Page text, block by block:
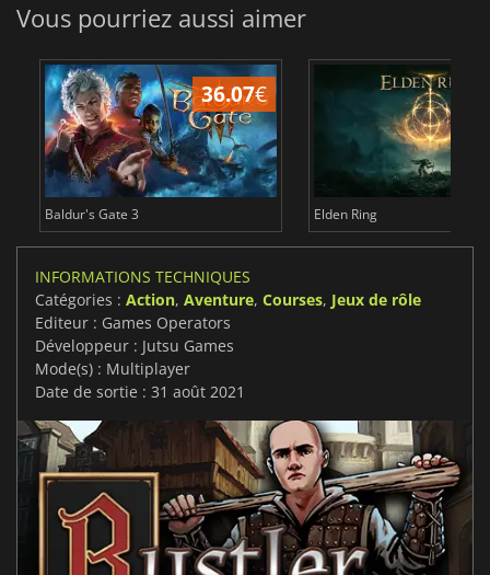
Vous pourriez aussi aimer
36.07€
Baldur's Gate 3 Elden Ring
INFORMATIONS TECHNIQUES
Catégories : Action, Aventure, Courses, Jeux de rôle
Editeur : Games Operators
Développeur : Jutsu Games
Mode(s) : Multiplayer
Date de sortie : 31 août 2021